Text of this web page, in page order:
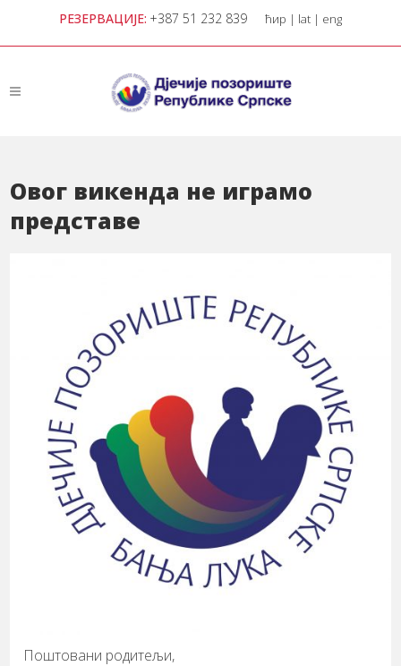
РЕЗЕРВАЦИЈЕ: +387 51 232 839 ћир | lat | eng
Oвог викенда не играмо
представе
Поштовани родитељи,